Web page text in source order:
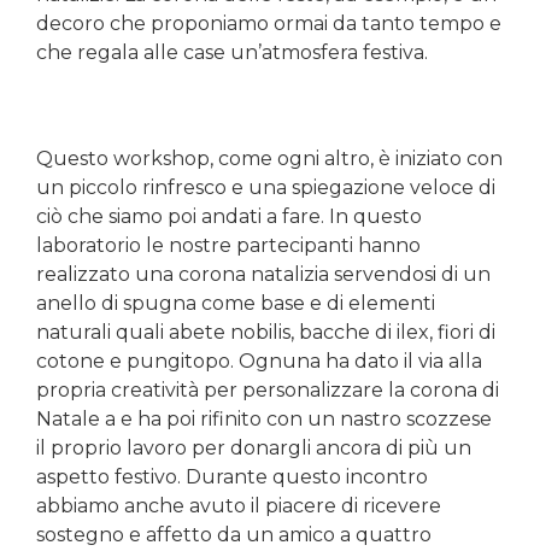
decoro che proponiamo ormai da tanto tempo e
che regala alle case un’atmosfera festiva.
Questo workshop, come ogni altro, è iniziato con
un piccolo rinfresco e una spiegazione veloce di
ciò che siamo poi andati a fare. In questo
laboratorio le nostre partecipanti hanno
realizzato una corona natalizia servendosi di un
anello di spugna come base e di elementi
naturali quali abete nobilis, bacche di ilex, fiori di
cotone e pungitopo. Ognuna ha dato il via alla
propria creatività per personalizzare la corona di
Natale a e ha poi rifinito con un nastro scozzese
il proprio lavoro per donargli ancora di più un
aspetto festivo. Durante questo incontro
abbiamo anche avuto il piacere di ricevere
sostegno e affetto da un amico a quattro